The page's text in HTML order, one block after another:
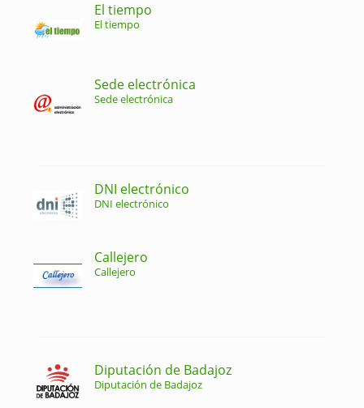
El tiempo
El tiempo
Sede electrónica
Sede electrónica
DNI electrónico
DNI electrónico
Callejero
Callejero
Diputación de Badajoz
Diputación de Badajoz